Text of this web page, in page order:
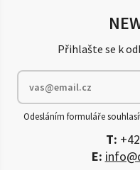
Přihlašte se k
Odesláním formuláře
T:
E: